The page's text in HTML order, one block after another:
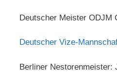
Deutscher Meister ODJM
Deutscher Vize-
Berliner Nestorenmeister: